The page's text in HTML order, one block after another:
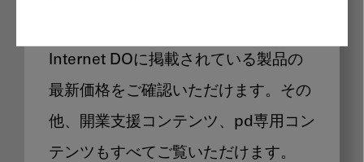
Internet DOに掲載されている製品の
最新価格をご確認いただけます。その
他、開業支援コンテンツ、pd専用コン
テンツもすべてご覧いただけます。